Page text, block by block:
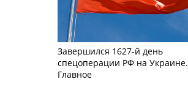
Завершился 1627-й день
спецоперации РФ на Украине.
Главное